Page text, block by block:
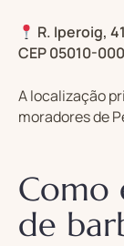
R. Iperoig,
CEP 05010-000
A localização
moradores de
Como
de